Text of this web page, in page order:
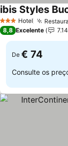
3 EstrelasHotel
ibis Styles
8,8 Excelente
De € 74
Consulte os